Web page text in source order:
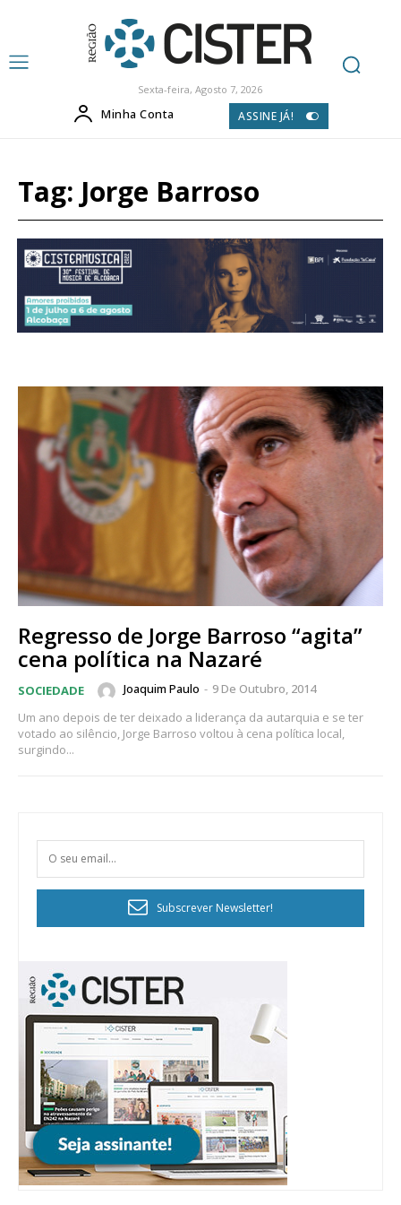
Sexta-feira, Agosto 7, 2026
Minha Conta ASSINE JÁ!
Tag: Jorge Barroso
Regresso de Jorge Barroso “agita”
cena política na Nazaré
SOCIEDADE Joaquim Paulo - 9 De Outubro, 2014
Um ano depois de ter deixado a liderança da autarquia e se ter
votado ao silêncio, Jorge Barroso voltou à cena política local,
surgindo...
Subscrever Newsletter!